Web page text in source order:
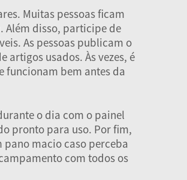
Muitas pessoas ficam
Além disso, participe de
As pessoas publicam o
usados. Às vezes, é
funcionam bem antes da
o dia com o painel
pronto para uso. Por fim,
macio caso perceba
com todos os